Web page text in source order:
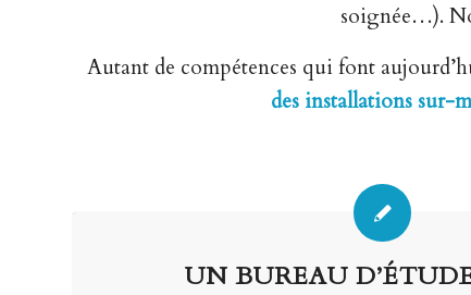
soignée…).
Autant de compétences qui font
des installations sur-
UN BUREAU